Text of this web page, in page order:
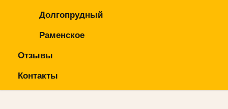
Долгопрудный
Раменское
Отзывы
Контакты